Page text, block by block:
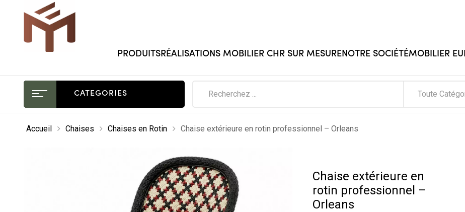
PRODUITSRÉALISATIONS MOBILIER CHR SUR MESURENOTRE SOCIÉTÉMOBILIER
CATEGORIES Toute
Accueil Chaises Chaises en Rotin Chaise extérieure en rotin professionnel – Orleans
Chaise extérieure en
rotin professionnel –
Orleans